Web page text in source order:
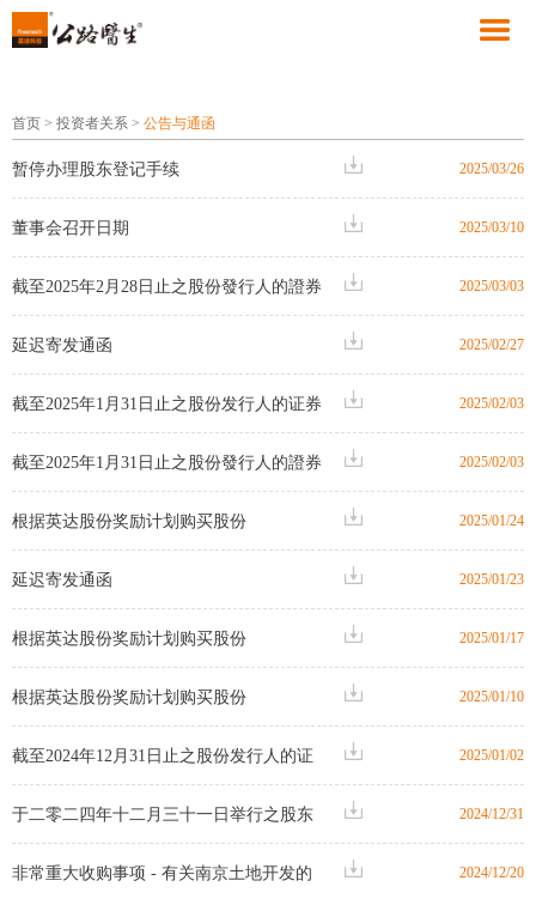
首页 > 投资者关系 > 公告与通函
2025/03/26
暂停办理股东登记手续
2025/03/10
董事会召开日期
2025/03/03
截至2025年2月28日止之股份發行人的證券
變動月報表 2025/02/27
延迟寄发通函
2025/02/03
截至2025年1月31日止之股份发行人的证券
变动月报表 2025/02/03
截至2025年1月31日止之股份發行人的證券
變動月報表 2025/01/24
根据英达股份奖励计划购买股份
2025/01/23
延迟寄发通函
2025/01/17
根据英达股份奖励计划购买股份
2025/01/10
根据英达股份奖励计划购买股份
2025/01/02
截至2024年12月31日止之股份发行人的证
券变动月报表 2024/12/31
于二零二四年十二月三十一日举行之股东
特别大会之投票表决结果 2024/12/20
非常重大收购事项 - 有关南京土地开发的